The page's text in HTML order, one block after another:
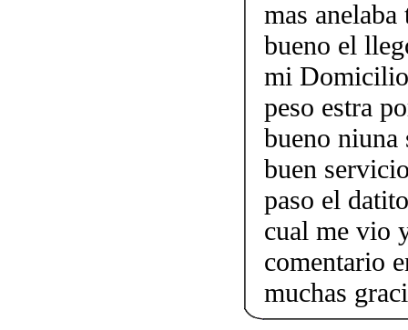
mas
bueno el
mi
peso estra
bueno
buen
paso el
cual me vio
comentario
muchas